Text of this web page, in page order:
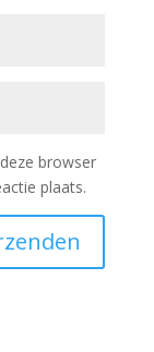
browser
plaats.